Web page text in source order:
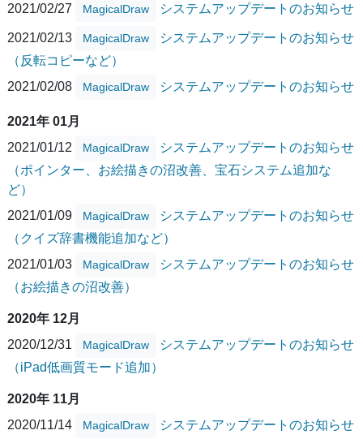
2021/02/27
MagicalDraw システムアップデートのお知らせ
2021/02/13 MagicalDraw
システムアップデートのお知らせ
（反転コピーなど）
2021/02/08
MagicalDraw システムアップデートのお知らせ
2021年 01月
2021/01/12
MagicalDraw
システムアップデートのお知らせ
（ポインター、お絵描きの沼改善、宝石システム追加な
ど）
2021/01/09
MagicalDraw
システムアップデートのお知らせ
（クイズ辞書機能追加など）
2021/01/03
MagicalDraw
システムアップデートのお知らせ
（お絵描きの沼改善）
2020年 12月
2020/12/31
MagicalDraw
システムアップデートのお知らせ
（iPad低画質モード追加）
2020年 11月
2020/11/14
MagicalDraw
システムアップデートのお知らせ